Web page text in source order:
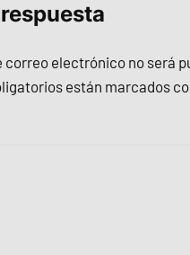
correo electrónico no será
están marcados